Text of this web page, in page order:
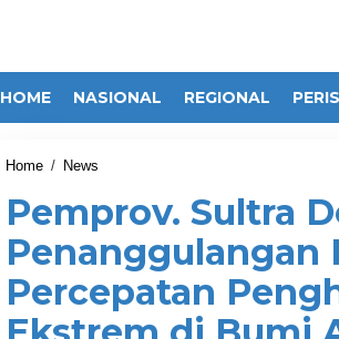
HOME NASIONAL REGIONAL
Home / News
m
p
r
o
v
.
S
Pemprov. Sultra
Penanggulangan
Percepatan